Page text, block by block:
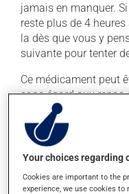
jamais en manquer.
reste plus de 4
la dès que vous y
suivante pour tenter
Ce médicament peut
sans égard aux
d'alcool peut
la consommation
petites quantités.
Effets indésirables
Your choices regarding
Cookies are important to the
experience, we use cookies